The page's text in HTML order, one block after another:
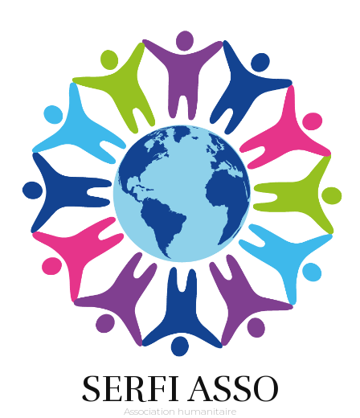
SERFI ASSO
Association humanitaire